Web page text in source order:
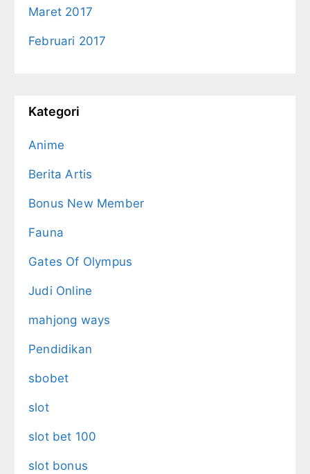
Maret 2017
Februari 2017
Kategori
Anime
Berita Artis
Bonus New Member
Fauna
Gates Of Olympus
Judi Online
mahjong ways
Pendidikan
sbobet
slot
slot bet 100
slot bonus